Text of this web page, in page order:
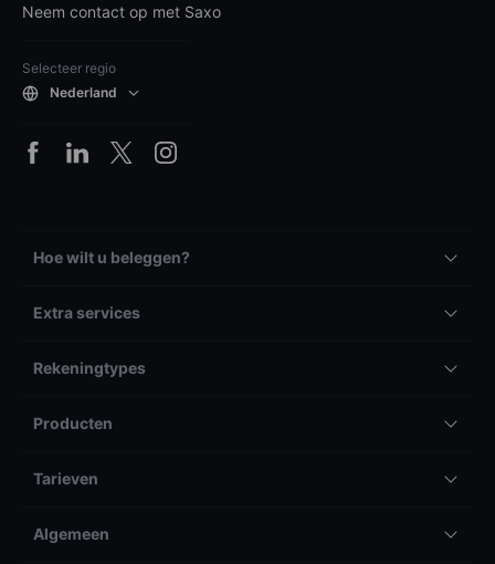
Neem contact op met Saxo
Selecteer regio
Nederland
Hoe wilt u beleggen?
Extra services
Rekeningtypes
Producten
Tarieven
Algemeen